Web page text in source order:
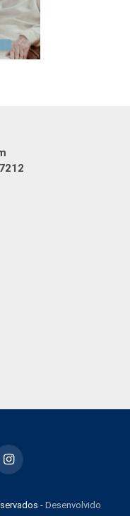
Instagram
- Desenvolvido